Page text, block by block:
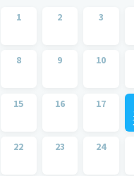
1 2 3
8 9 10
15 16 17
22 23 24